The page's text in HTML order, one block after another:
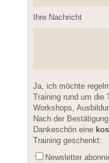
Ihre Nachricht
Please leave this
Ja, ich möchte
Training rund um
Workshops,
Nach der
Dankeschön eine
Training geschenkt:
Newsletter